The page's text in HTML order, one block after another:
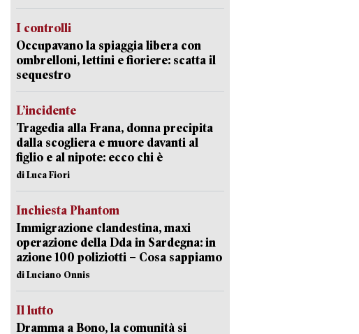
I controlli
Occupavano la spiaggia libera con
ombrelloni, lettini e fioriere: scatta il
sequestro
L’incidente
Tragedia alla Frana, donna precipita
dalla scogliera e muore davanti al
figlio e al nipote: ecco chi è
di Luca Fiori
Inchiesta Phantom
Immigrazione clandestina, maxi
operazione della Dda in Sardegna: in
azione 100 poliziotti – Cosa sappiamo
di Luciano Onnis
Il lutto
Dramma a Bono, la comunità si